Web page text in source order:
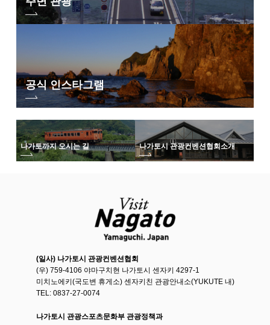
공식 인스타그램
나가토까지 오시는 길 나가토시 관광컨벤션협회소개
(일사) 나가토시 관광컨벤션협회
(우) 759-4106 야마구치현 나가토시 센자키 4297-1
미치노에키(국도변 휴게소) 센자키친 관광안내소(YUKUTE 내)
TEL: 0837-27-0074
나가토시 관광스포츠문화부 관광정책과